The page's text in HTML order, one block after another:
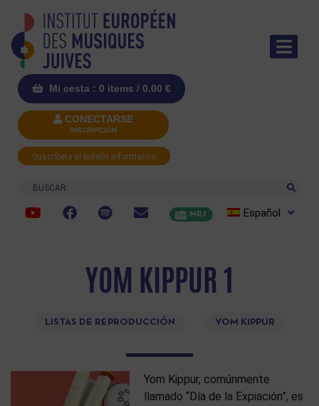
Mi cesta : 0 items / 0.00 €
CONECTARSE
INSCRIPCIÓN
Suscríbete al boletín informativo
Buscar
MRJ Español
YOM KIPPUR 1
LISTAS DE REPRODUCCIÓN YOM KIPPUR
Yom Kippur, comúnmente
llamado “Día de la Expiación”, es